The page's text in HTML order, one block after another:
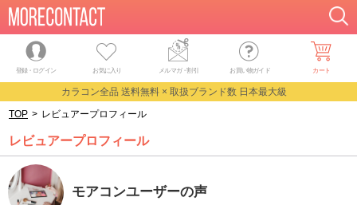
登録・ログイン お気に入り メルマガ・割引 お買い物ガイド カート
カラコン全品 送料無料 × 取扱ブランド数 日本最大級
TOP > レビュアープロフィール
レビュアープロフィール
モアコンユーザーの声